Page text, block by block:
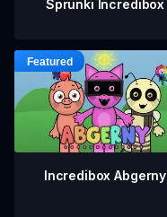
Sprunki Incredibox
Incredibox Abgerny